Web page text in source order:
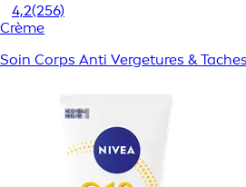
4,2(256)
Crème
Soin Corps Anti Vergetures &